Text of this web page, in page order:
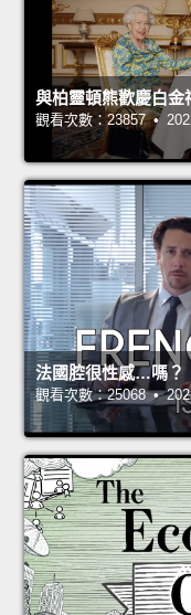
與柏靈頓熊歡慶白金
觀看次數：23857 •
法國腔很性感…嗎？
觀看次數：25068 •